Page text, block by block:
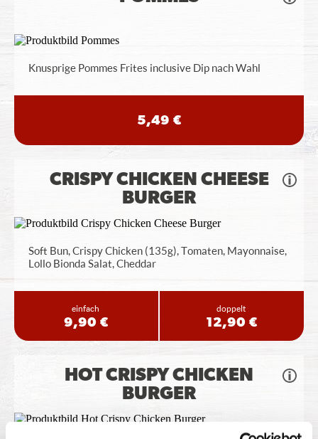
Knusprige Pommes Frites inclusive Dip nach Wahl
5,49 €
CRISPY CHICKEN CHEESE
BURGER
Soft Bun, Crispy Chicken (135g), Tomaten, Mayonnaise,
Lollo Bionda Salat, Cheddar
einfach
9,90 €
doppelt
12,90 €
HOT CRISPY CHICKEN
BURGER